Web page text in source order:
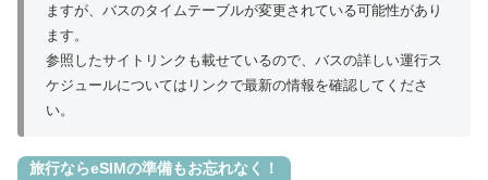
ますが、バスのタイムテーブルが変更されている可能性があり
ます。
参照したサイトリンクも載せているので、バスの詳しい運行ス
ケジュールについてはリンクで最新の情報を確認してくださ
い。
旅行ならeSIMの準備もお忘れなく！